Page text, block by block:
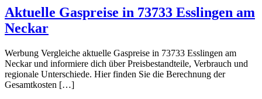
Aktuelle Gaspreise in 73733 Esslingen am
Neckar
Werbung Vergleiche aktuelle Gaspreise in 73733 Esslingen am
Neckar und informiere dich über Preisbestandteile, Verbrauch und
regionale Unterschiede. Hier finden Sie die Berechnung der
Gesamtkosten […]